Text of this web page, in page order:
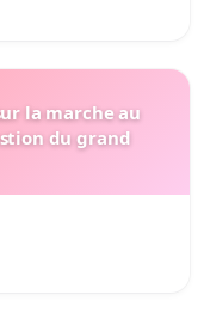
la marche au
du grand